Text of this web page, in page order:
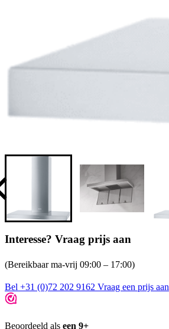
Interesse? Vraag prijs aan
(Bereikbaar ma-vrij 09:00 – 17:00)
Bel +31 (0)72 202 9162 Vraag een prijs aan
Beoordeeld als een 9+